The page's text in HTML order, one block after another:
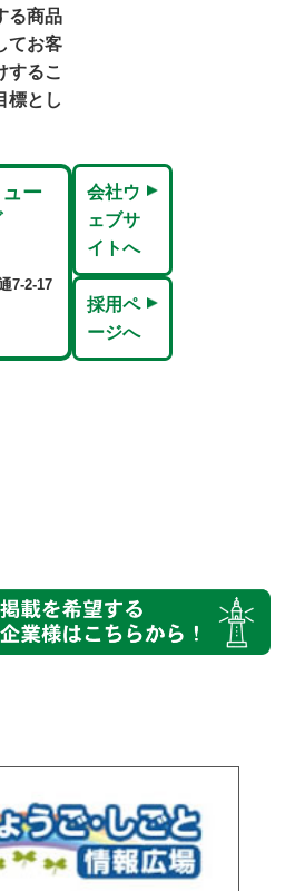
る商品
てお客
するこ
標とし
ー
7-2-17
会社ウ
ェブサ
イトへ
採用ペ
ージへ